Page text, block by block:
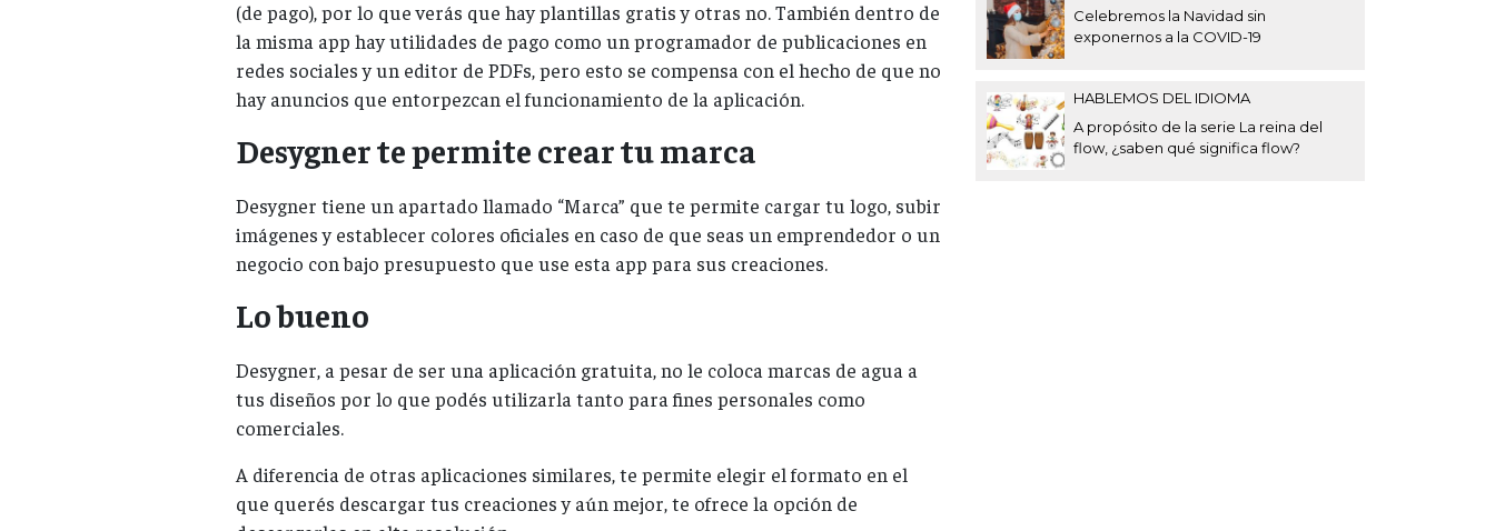
(de pago), por lo que verás que hay plantillas gratis y otras no. También dentro de
la misma app hay utilidades de pago como un programador de publicaciones en
redes sociales y un editor de PDFs, pero esto se compensa con el hecho de que no
hay anuncios que entorpezcan el funcionamiento de la aplicación.
Desygner te permite crear tu marca
Desygner tiene un apartado llamado “Marca” que te permite cargar tu logo, subir
imágenes y establecer colores oficiales en caso de que seas un emprendedor o un
negocio con bajo presupuesto que use esta app para sus creaciones.
Lo bueno
Desygner, a pesar de ser una aplicación gratuita, no le coloca marcas de agua a
tus diseños por lo que podés utilizarla tanto para fines personales como
comerciales.
A diferencia de otras aplicaciones similares, te permite elegir el formato en el
que querés descargar tus creaciones y aún mejor, te ofrece la opción de
Celebremos la Navidad sin
exponernos a la COVID-19
HABLEMOS DEL IDIOMA
A propósito de la serie La reina del
flow, ¿saben qué significa flow?